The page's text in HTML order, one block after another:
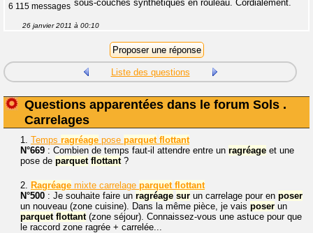
6 115 messages sous-couches synthétiques en rouleau. Cordialement.
26 janvier 2011 à 00:10
Liste des questions
Questions apparentées dans le forum Sols .
Carrelages
1. Temps ragréage pose parquet flottant
N°669 : Combien de temps faut-il attendre entre un ragréage et une
pose de parquet flottant?
2. Ragréage mixte carrelage parquet flottant
N°500 : Je souhaite faire un ragréage sur un carrelage pour en poser
un nouveau (zone cuisine). Dans la même pièce, je vais poser un
parquet flottant(zone séjour). Connaissez-vous une astuce pour que
le raccord zone ragrée + carrelée...